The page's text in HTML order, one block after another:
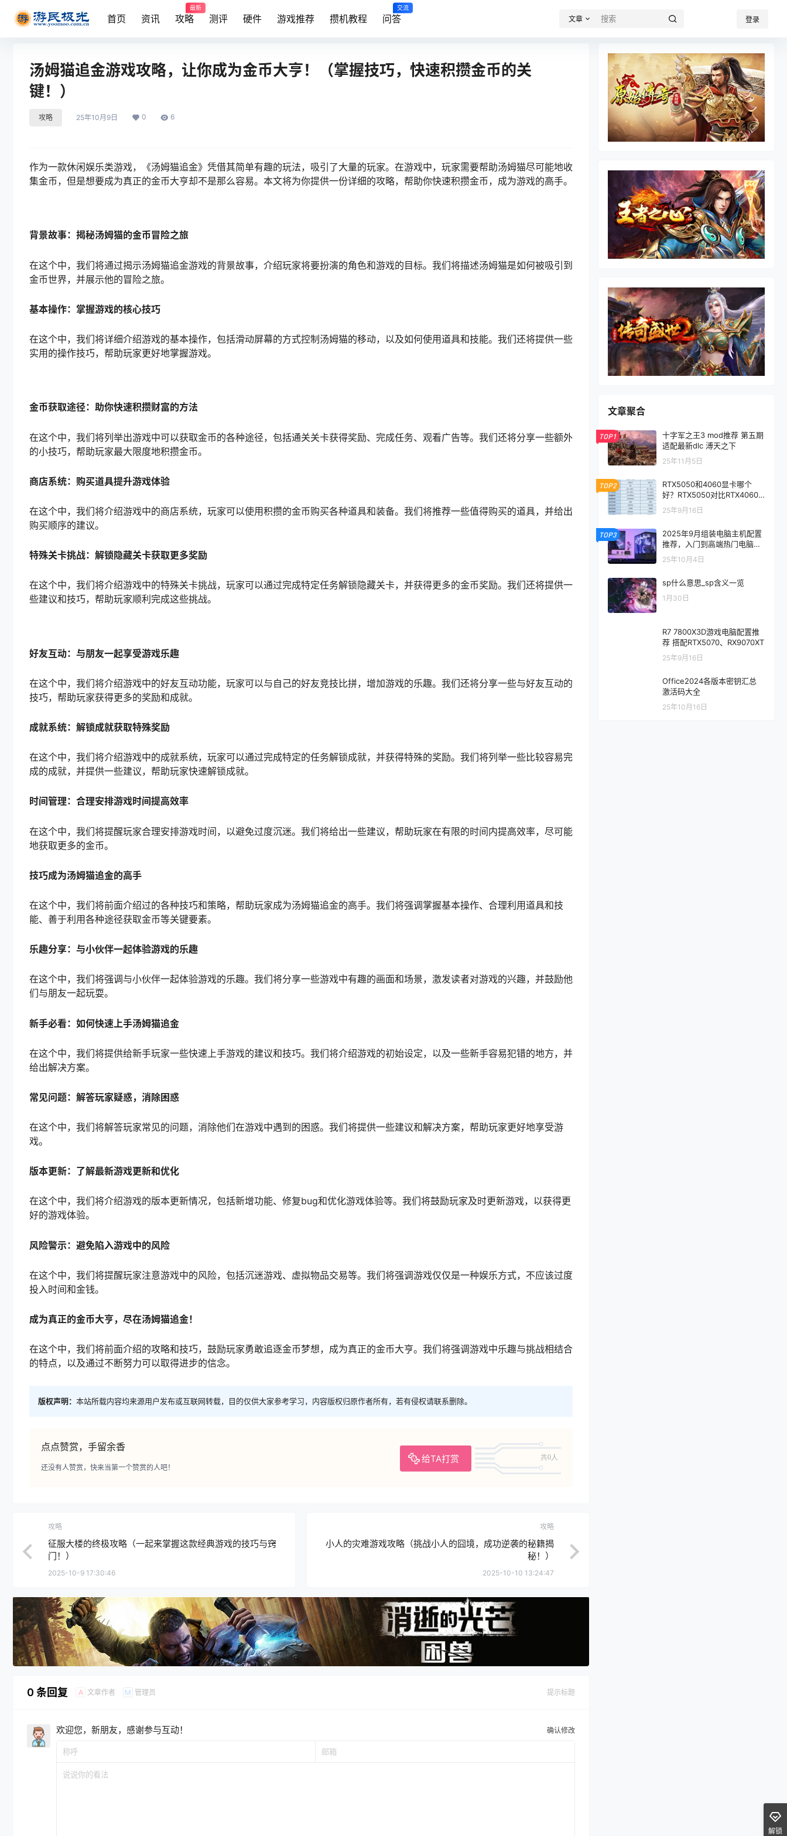
首页 资讯 攻略
最新
测评 硬件 游戏推荐 攒机教程 问答
交流
文章 登录
汤姆猫追金游戏攻略，让你成为金币大亨！（掌握技巧，快速积攒金币的关
键！）
攻略 25年10月9日 0 6
作为一款休闲娱乐类游戏，《汤姆猫追金》凭借其简单有趣的玩法，吸引了大量的玩家。在游戏中，玩家需要帮助汤姆猫尽可能地收
集金币，但是想要成为真正的金币大亨却不是那么容易。本文将为你提供一份详细的攻略，帮助你快速积攒金币，成为游戏的高手。
背景故事：揭秘汤姆猫的金币冒险之旅
在这个中，我们将通过揭示汤姆猫追金游戏的背景故事，介绍玩家将要扮演的角色和游戏的目标。我们将描述汤姆猫是如何被吸引到
金币世界，并展示他的冒险之旅。
基本操作：掌握游戏的核心技巧
在这个中，我们将详细介绍游戏的基本操作，包括滑动屏幕的方式控制汤姆猫的移动，以及如何使用道具和技能。我们还将提供一些
实用的操作技巧，帮助玩家更好地掌握游戏。
金币获取途径：助你快速积攒财富的方法
在这个中，我们将列举出游戏中可以获取金币的各种途径，包括通关关卡获得奖励、完成任务、观看广告等。我们还将分享一些额外
的小技巧，帮助玩家最大限度地积攒金币。
商店系统：购买道具提升游戏体验
在这个中，我们将介绍游戏中的商店系统，玩家可以使用积攒的金币购买各种道具和装备。我们将推荐一些值得购买的道具，并给出
购买顺序的建议。
特殊关卡挑战：解锁隐藏关卡获取更多奖励
在这个中，我们将介绍游戏中的特殊关卡挑战，玩家可以通过完成特定任务解锁隐藏关卡，并获得更多的金币奖励。我们还将提供一
些建议和技巧，帮助玩家顺利完成这些挑战。
好友互动：与朋友一起享受游戏乐趣
在这个中，我们将介绍游戏中的好友互动功能，玩家可以与自己的好友竞技比拼，增加游戏的乐趣。我们还将分享一些与好友互动的
技巧，帮助玩家获得更多的奖励和成就。
成就系统：解锁成就获取特殊奖励
在这个中，我们将介绍游戏中的成就系统，玩家可以通过完成特定的任务解锁成就，并获得特殊的奖励。我们将列举一些比较容易完
成的成就，并提供一些建议，帮助玩家快速解锁成就。
时间管理：合理安排游戏时间提高效率
在这个中，我们将提醒玩家合理安排游戏时间，以避免过度沉迷。我们将给出一些建议，帮助玩家在有限的时间内提高效率，尽可能
地获取更多的金币。
技巧成为汤姆猫追金的高手
在这个中，我们将前面介绍过的各种技巧和策略，帮助玩家成为汤姆猫追金的高手。我们将强调掌握基本操作、合理利用道具和技
能、善于利用各种途径获取金币等关键要素。
乐趣分享：与小伙伴一起体验游戏的乐趣
在这个中，我们将强调与小伙伴一起体验游戏的乐趣。我们将分享一些游戏中有趣的画面和场景，激发读者对游戏的兴趣，并鼓励他
们与朋友一起玩耍。
新手必看：如何快速上手汤姆猫追金
在这个中，我们将提供给新手玩家一些快速上手游戏的建议和技巧。我们将介绍游戏的初始设定，以及一些新手容易犯错的地方，并
给出解决方案。
常见问题：解答玩家疑惑，消除困惑
在这个中，我们将解答玩家常见的问题，消除他们在游戏中遇到的困惑。我们将提供一些建议和解决方案，帮助玩家更好地享受游
戏。
版本更新：了解最新游戏更新和优化
在这个中，我们将介绍游戏的版本更新情况，包括新增功能、修复bug和优化游戏体验等。我们将鼓励玩家及时更新游戏，以获得更
好的游戏体验。
风险警示：避免陷入游戏中的风险
在这个中，我们将提醒玩家注意游戏中的风险，包括沉迷游戏、虚拟物品交易等。我们将强调游戏仅仅是一种娱乐方式，不应该过度
投入时间和金钱。
成为真正的金币大亨，尽在汤姆猫追金！
在这个中，我们将前面介绍的攻略和技巧，鼓励玩家勇敢追逐金币梦想，成为真正的金币大亨。我们将强调游戏中乐趣与挑战相结合
的特点，以及通过不断努力可以取得进步的信念。
版权声明： 本站所载内容均来源用户发布或互联网转载，目的仅供大家参考学习，内容版权归原作者所有，若有侵权请联系删除。
点点赞赏，手留余香
给TA打赏 共0人
还没有人赞赏，快来当第一个赞赏的人吧！
攻略
征服大楼的终极攻略（一起来掌握这款经典游戏的技巧与窍
门！）
2025-10-9 17:30:46
攻略
小人的灾难游戏攻略（挑战小人的囧境，成功逆袭的秘籍揭
秘！）
2025-10-10 13:24:47
0 条回复 A 文章作者 M 管理员 提示标题
欢迎您，新朋友，感谢参与互动！ 确认修改
文章聚合
TOP1
十字军之王3 mod推荐 第五期
适配最新dlc 溥天之下
25年11月5日
TOP2
RTX5050和4060显卡哪个
好？RTX5050对比RTX4060/
5060性能评测
25年9月16日
TOP3
2025年9月组装电脑主机配置
推荐，入门到高端热门电脑配
置方案
25年10月4日
sp什么意思_sp含义一览
1月30日
R7 7800X3D游戏电脑配置推
荐 搭配RTX5070、RX9070XT
25年9月16日
Office2024各版本密钥汇总
激活码大全
25年10月16日
解锁